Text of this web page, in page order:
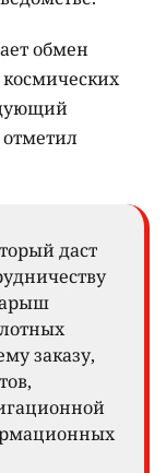
обмен
даст
заказу,